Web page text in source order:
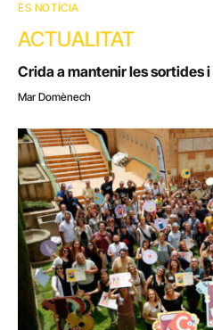
ÉS NOTÍCIA
ACTUALITAT
Crida a mantenir les sortides
Mar Domènech